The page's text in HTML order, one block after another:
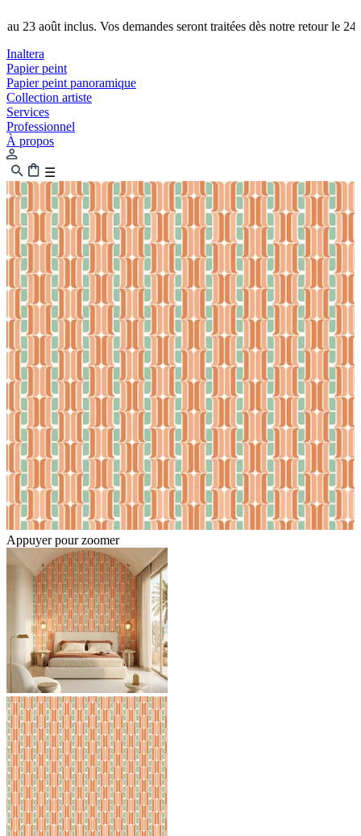
inclus. Vos demandes seront traitées dès notre retour le 24.
Inaltera
Papier peint
Papier peint panoramique
Collection artiste
Services
Professionnel
À propos
☰
Appuyer pour zoomer